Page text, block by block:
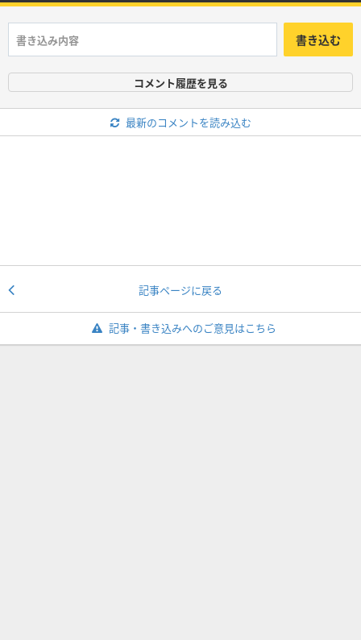
書き込む
コメント履歴を見る
最新のコメントを読み込む
記事ページに戻る
記事・書き込みへのご意見はこちら